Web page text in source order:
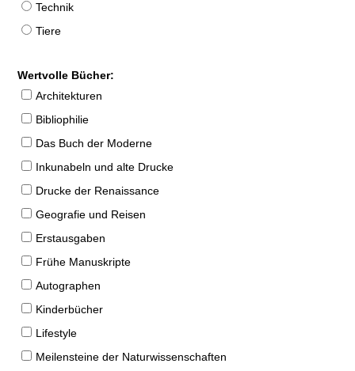
Technik
Tiere
Wertvolle Bücher:
Architekturen
Bibliophilie
Das Buch der Moderne
Inkunabeln und alte Drucke
Drucke der Renaissance
Geografie und Reisen
Erstausgaben
Frühe Manuskripte
Autographen
Kinderbücher
Lifestyle
Meilensteine der Naturwissenschaften